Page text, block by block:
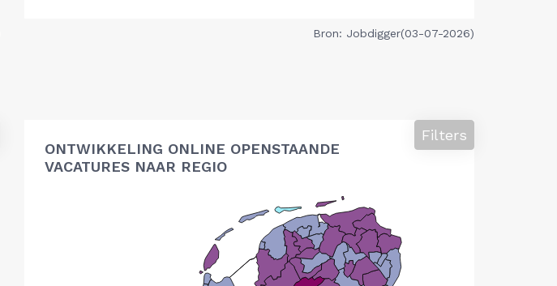
Bron: Jobdigger(03-07-2026)
ONTWIKKELING ONLINE OPENSTAANDE
VACATURES NAAR REGIO
Filters